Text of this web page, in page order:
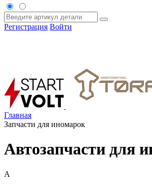
Регистрация Войти
Главная
Запчасти для иномарок
Автозапчасти для
A